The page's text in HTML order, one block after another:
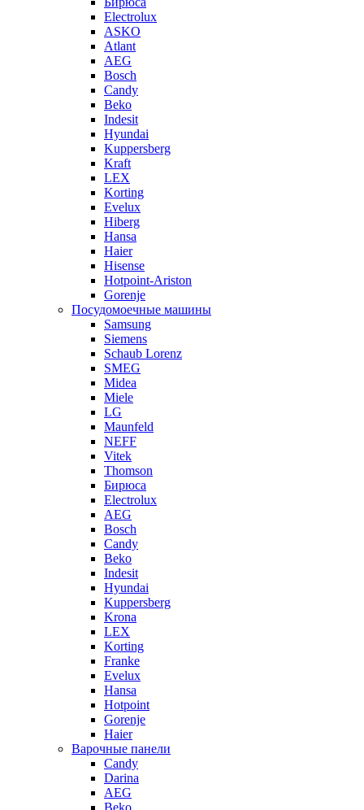
Electrolux
ASKO
Atlant
AEG
Bosch
Candy
Beko
Indesit
Hyundai
Kuppersberg
Kraft
LEX
Korting
Evelux
Hiberg
Hansa
Haier
Hisense
Hotpoint-Ariston
Gorenje
Посудомоечные машины
Samsung
Siemens
Schaub Lorenz
SMEG
Midea
Miele
LG
Maunfeld
NEFF
Vitek
Thomson
Бирюса
Electrolux
AEG
Bosch
Candy
Beko
Indesit
Hyundai
Kuppersberg
Krona
LEX
Korting
Franke
Evelux
Hansa
Hotpoint
Gorenje
Haier
Варочные панели
Candy
Darina
AEG